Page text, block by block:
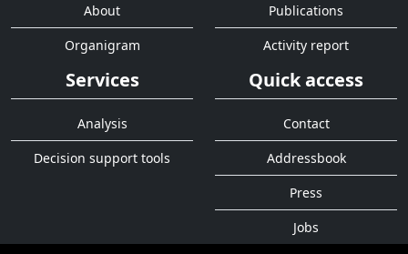
About
Organigram
Publications
Activity report
Services
Analysis
Decision support tools
Quick access
Contact
Addressbook
Press
Jobs